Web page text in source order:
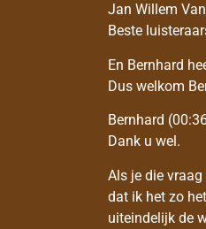
Jan Willem
Beste
En Bernhard
Dus welkom
Bernhard
Dank u wel.
Als je die
dat ik het zo
uiteindelijk de